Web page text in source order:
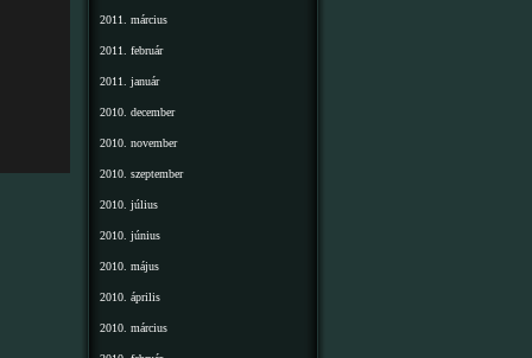
2011. március
2011. február
2011. január
2010. december
2010. november
2010. szeptember
2010. július
2010. június
2010. május
2010. április
2010. március